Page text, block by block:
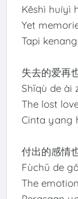
Kěshì huíyì
Yet
Tapi
失去的爱再
Shīqù de ài
The lost
Cinta yang
付出的感情
Fùchū de
The